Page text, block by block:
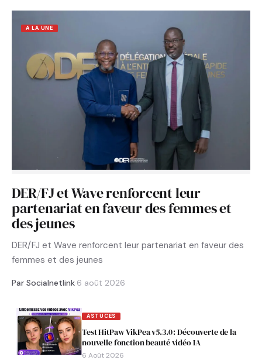
A LA UNE
DER/FJ et Wave renforcent leur
partenariat en faveur des femmes et
des jeunes
DER/FJ et Wave renforcent leur partenariat en faveur des
femmes et des jeunes
Par Socialnetlink·6 août 2026
ASTUCES
Test HitPaw VikPea v5.3.0 : Découverte de la
nouvelle fonction beauté vidéo IA
6 Août 2026